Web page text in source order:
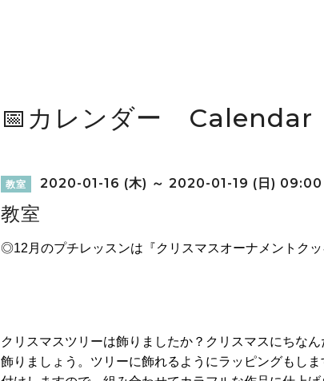
📅カレンダー Calendar
教室 2020-01-16 (木) ～ 2020-01-19 (日) 09:00
教室
◎12 月のプチレッスンは『クリスマスオーナメントクッ
クリスマスツリーは飾りましたか？クリスマスにちな
飾りましょう。ツリーに飾れるようにラッピングもし